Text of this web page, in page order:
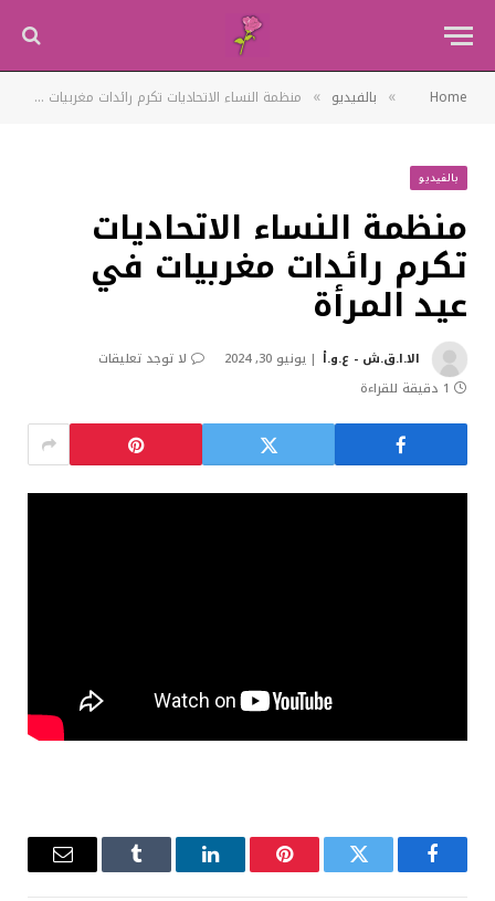
Home
» بالفيديو » منظمة النساء الاتحاديات تكرم رائدات مغربيات في عيد المرأة
بالفيديو
منظمة النساء الاتحاديات
تكرم رائدات مغربيات في
عيد المرأة
الا.ا.ق.ش - ع.و.أ يونيو 30, 2024
لا توجد تعليقات
1 دقيقة للقراءة
Facebook
Twitter
Pinterest
LinkedIn
Tumblr
Email